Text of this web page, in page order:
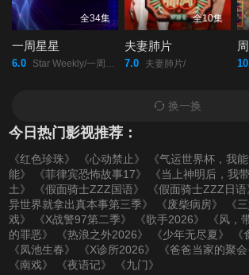
第20200830期 第20200906期
第20200920期 第20200927期
第20201101期 第20201108期
第20201122期 第20201129期
第20201213期 第20201227期
全34集
一周星星
6.0 Star Weekly/一周星星/
全10集
夫妻肺片
7.0 夫妻肺片/
换一换
今日热门影视推荐：
《红色珍珠》 《心动禁止》
《气运世界杯，我
能》
《菲律宾恐怖故事17》
《当上神明后，我
土》
《假面骑士ZZZ国语》 《假面骑士ZZZ日语
异世界就拿出真本事第三季》
《废柴病房》 《
戏》
《X战警97第二季》 《歌手2026》 《风，
的罪恶》
《热浪之外2026》 《少年无尽夏》
《凤池生春》
《X诊所2026》 《爸爸当家的聚会
《南戏》
《夜语记》 《九门》